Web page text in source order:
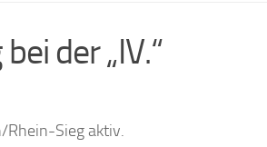
der „IV.“
Rhein-Sieg aktiv.